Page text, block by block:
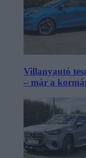
Villanyautó
– már a